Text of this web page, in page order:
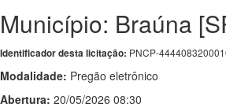
Município: Braúna
Identificador desta licitação: PNCP-
Modalidade: Pregão eletrônico
Abertura: 20/05/2026 08:30